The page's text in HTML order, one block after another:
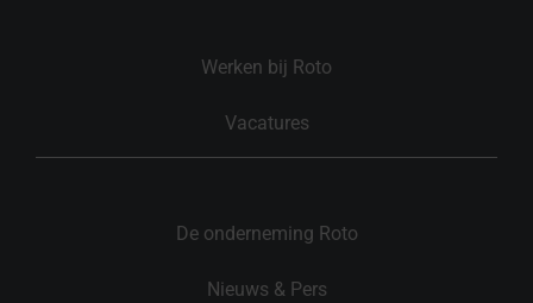
Werken bij Roto
Vacatures
De onderneming Roto
Nieuws & Pers